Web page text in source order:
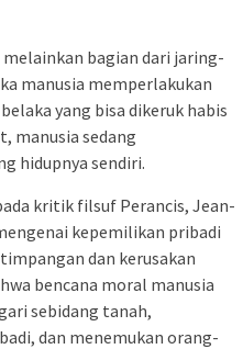
bagian dari jaring-
manusia memperlakukan
yang bisa dikeruk habis
manusia sedang
hidupnya sendiri.
kritik filsuf Perancis, Jean-
kepemilikan pribadi
dan kerusakan
bencana moral manusia
sebidang tanah,
dan menemukan orang-